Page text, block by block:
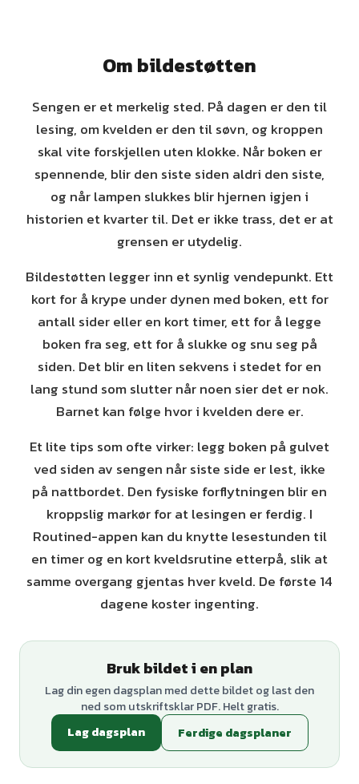
Om bildestøtten
Sengen er et merkelig sted. På dagen er den til
lesing, om kvelden er den til søvn, og kroppen
skal vite forskjellen uten klokke. Når boken er
spennende, blir den siste siden aldri den siste,
og når lampen slukkes blir hjernen igjen i
historien et kvarter til. Det er ikke trass, det er at
grensen er utydelig.
Bildestøtten legger inn et synlig vendepunkt. Ett
kort for å krype under dynen med boken, ett for
antall sider eller en kort timer, ett for å legge
boken fra seg, ett for å slukke og snu seg på
siden. Det blir en liten sekvens i stedet for en
lang stund som slutter når noen sier det er nok.
Barnet kan følge hvor i kvelden dere er.
Et lite tips som ofte virker: legg boken på gulvet
ved siden av sengen når siste side er lest, ikke
på nattbordet. Den fysiske forflytningen blir en
kroppslig markør for at lesingen er ferdig. I
Routined-appen kan du knytte lesestunden til
en timer og en kort kveldsrutine etterpå, slik at
samme overgang gjentas hver kveld. De første 14
dagene koster ingenting.
Bruk bildet i en plan
Lag din egen dagsplan med dette bildet og last den
ned som utskriftsklar PDF. Helt gratis.
Lag dagsplan
Ferdige dagsplaner